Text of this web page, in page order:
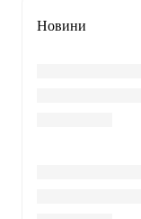
Новини